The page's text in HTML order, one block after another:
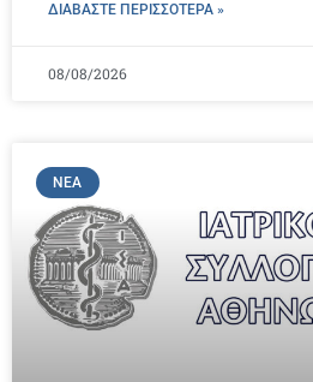
ΔΙΑΒΑΣΤΕ ΠΕΡΙΣΣΌΤΕΡΑ »
08/08/2026
ΝΈΑ